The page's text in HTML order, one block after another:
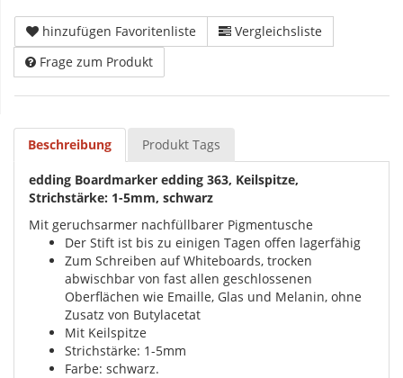
hinzufügen Favoritenliste
Vergleichsliste
Frage zum Produkt
Beschreibung Produkt Tags
edding Boardmarker edding 363, Keilspitze,
Strichstärke: 1-5mm, schwarz
Mit geruchsarmer nachfüllbarer Pigmentusche
Der Stift ist bis zu einigen Tagen offen lagerfähig
Zum Schreiben auf Whiteboards, trocken
abwischbar von fast allen geschlossenen
Oberflächen wie Emaille, Glas und Melanin, ohne
Zusatz von Butylacetat
Mit Keilspitze
Strichstärke: 1-5mm
Farbe: schwarz.